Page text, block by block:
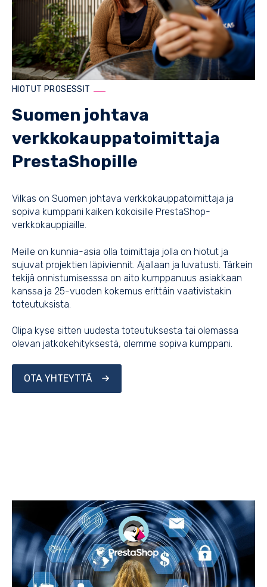
HIOTUT PROSESSIT
Suomen johtava
verkkokauppatoimittaja
PrestaShopille
Vilkas on Suomen johtava verkkokauppatoimittaja ja
sopiva kumppani kaiken kokoisille PrestaShop-
verkkokauppiaille.
Meille on kunnia-asia olla toimittaja jolla on hiotut ja
sujuvat projektien läpiviennit. Ajallaan ja luvatusti. Tärkein
tekijä onnistumisesssa on aito kumppanuus asiakkaan
kanssa ja 25-vuoden kokemus erittäin vaativistakin
toteutuksista.
Olipa kyse sitten uudesta toteutuksesta tai olemassa
olevan jatkokehityksestä, olemme sopiva kumppani.
OTA YHTEYTTÄ